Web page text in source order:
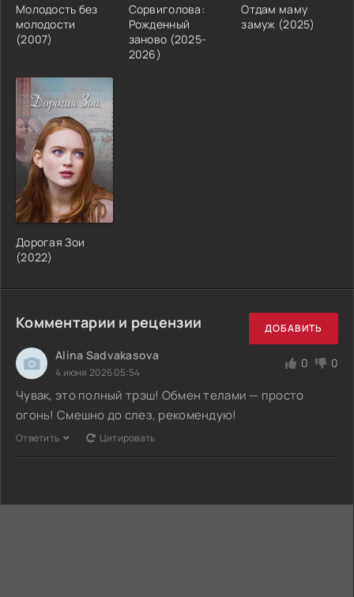
Молодость без
молодости
(2007)
Сорвиголова:
Рожденный
заново (2025-
2026)
Отдам маму
замуж (2025)
Дорогая Зои
(2022)
Комментарии и рецензии ДОБАВИТЬ
Alina Sadvakasova
4 июня 2026 05:54
0 0
Чувак, это полный трэш! Обмен телами — просто
огонь! Смешно до слез, рекомендую!
Ответить Цитировать